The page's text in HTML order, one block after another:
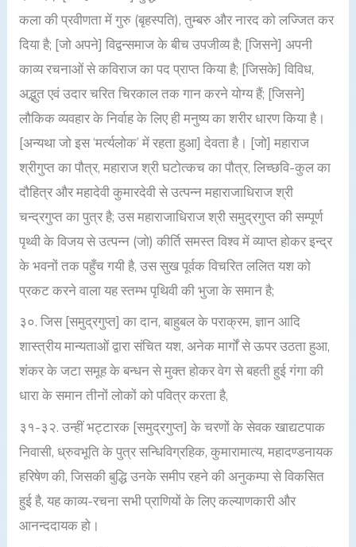
कला की प्रवीणता में गुरु (बृहस्पति), तुम्बरु और नारद को लज्जित कर
दिया है; [जो अपने] विद्वन्समाज के बीच उपजीव्य है; [जिसने] अपनी
काव्य रचनाओं से कविराज का पद प्राप्त किया है; [जिसके] विविध,
अद्भुत एवं उदार चरित चिरकाल तक गान करने योग्य हैं; [जिसने]
लौकिक व्यवहार के निर्वाह के लिए ही मनुष्य का शरीर धारण किया है।
[अन्यथा जो इस ‘मर्त्यलोक’ में रहता हुआ] देवता है। [जो] महाराज
श्रीगुप्त का पौत्र, महाराज श्री घटोत्कच का पौत्र, लिच्छवि-कुल का
दौहित्र और महादेवी कुमारदेवी से उत्पन्न महाराजाधिराज श्री
चन्द्रगुप्त का पुत्र है; उस महाराजाधिराज श्री समुद्रगुप्त की सम्पूर्ण
पृथ्वी के विजय से उत्पन्न (जो) कीर्ति समस्त विश्व में व्याप्त होकर इन्द्र
के भवनों तक पहुँच गयी है, उस सुख पूर्वक विचरित ललित यश को
प्रकट करने वाला यह स्तम्भ पृथिवी की भुजा के समान है;
३०. जिस [समुद्रगुप्त] का दान, बाहुबल के पराक्रम, ज्ञान आदि
शास्त्रीय मान्यताओं द्वारा संचित यश, अनेक मार्गों से ऊपर उठता हुआ,
शंकर के जटा समूह के बन्धन से मुक्त होकर वेग से बहती हुई गंगा की
धारा के समान तीनों लोकों को पवित्र करता है,
३१-३२. उन्हीं भट्टारक [समुद्रगुप्त] के चरणों के सेवक खाद्यटपाक
निवासी, ध्रुवभूति के पुत्र सन्धिविग्रहिक, कुमारामात्य, महादण्डनायक
हरिषेण की, जिसकी बुद्धि उनके समीप रहने की अनुकम्पा से विकसित
हुई है, यह काव्य-रचना सभी प्राणियों के लिए कल्याणकारी और
आनन्ददायक हो।